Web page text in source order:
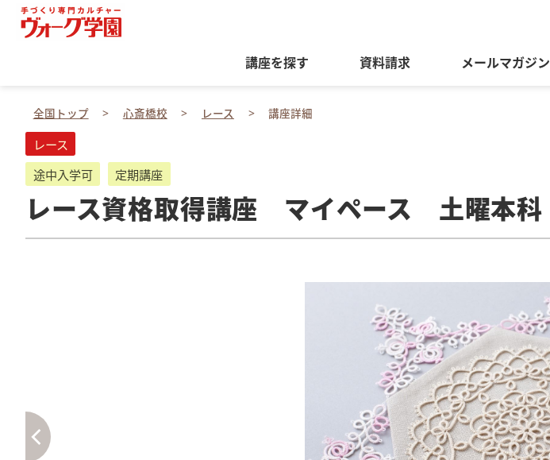
講座を探す 資料請求 メールマガジン
全国トップ 心斎橋校 レース 講座詳細
レース
途中入学可
定期講座
レース資格取得講座 マイペース 土曜本科